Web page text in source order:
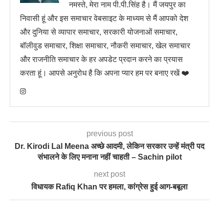
नमस्ते, मेरा नाम पी.पी.सिंह है। मैं जयपुर का
निवासी हूं और इस समाचार वेबसाइट के माध्यम से मैं आपको देश
और दुनिया से व्यापार समाचार, सरकारी योजनाओं समाचार,
बॉलीवुड समाचार, शिक्षा समाचार, नौकरी समाचार, खेल समाचार
और राजनीति समाचार के हर अपडेट प्रदान करने का प्रयास
करता हूं। आपसे अनुरोध है कि अपना प्यार हम पर बनाए रखें ❤️
previous post
Dr. Kirodi Lal Meena अच्छे आदमी, लेकिन सरकार उन्हें मंत्री पद
संभालने के लिए मनाना नहीं चाहती – Sachin pilot
next post
विधायक Rafiq Khan पर हमला, कांग्रेस हुई आग-बबूला